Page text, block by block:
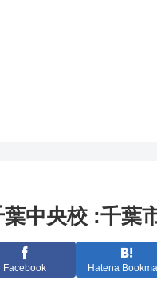
中央校 :千葉
Facebook Hatena